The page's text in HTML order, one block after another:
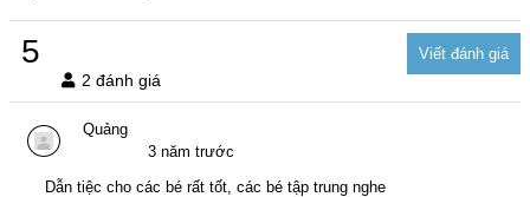
5
2 đánh giá
Quảng
3 năm trước
Dẫn tiệc cho các bé rất tốt, các bé tập trung nghe